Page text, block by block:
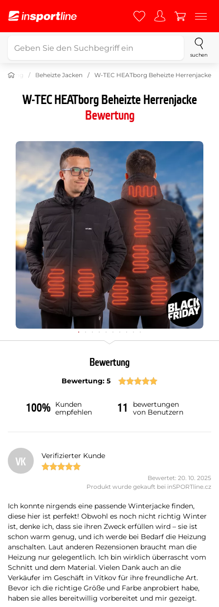
suchen
Beheizte Jacken W-TEC HEATborg Beheizte Herrenjacke
W-TEC HEATborg Beheizte Herrenjacke
Bewertung
Bewertung
Bewertung: 5
100%
Kunden
empfehlen
11
bewertungen
von Benutzern
VK Verifizierter Kunde
Bewertet: 20. 10. 2025
Produkt wurde gekauft bei inSPORTline.cz
Ich konnte nirgends eine passende Winterjacke finden,
diese hier ist perfekt! Obwohl es noch nicht richtig Winter
ist, denke ich, dass sie ihren Zweck erfüllen wird – sie ist
schon warm genug, und ich werde bei Bedarf die Heizung
anschalten. Laut anderen Rezensionen braucht man die
Heizung nur gelegentlich. Ich bin wirklich überrascht vom
Schnitt und dem Material. Vielen Dank auch an die
Verkäufer im Geschäft in Vítkov für ihre freundliche Art.
Bevor ich die richtige Größe und Farbe anprobiert habe,
haben sie alles bereitwillig vorbereitet und mir gezeigt.